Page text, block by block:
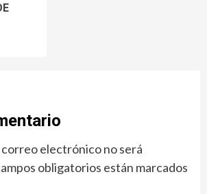
electrónico no será
obligatorios están marcados